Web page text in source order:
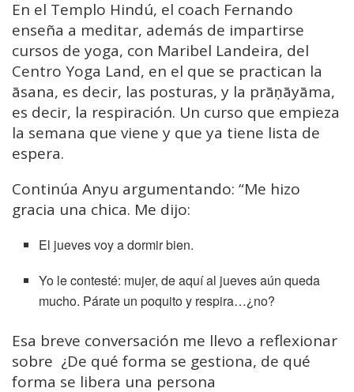
En el Templo Hindú, el coach Fernando
enseña a meditar, además de impartirse
cursos de yoga, con Maribel Landeira, del
Centro Yoga Land, en el que se practican la
āsana, es decir, las posturas, y la prāṇāyāma,
es decir, la respiración. Un curso que empieza
la semana que viene y que ya tiene lista de
espera.
Continúa Anyu argumentando: “Me hizo
gracia una chica. Me dijo:
El jueves voy a dormir bien.
Yo le contesté: mujer, de aquí al jueves aún queda
mucho. Párate un poquito y respira…¿no?
Esa breve conversación me llevo a reflexionar
sobre ¿De qué forma se gestiona, de qué
forma se libera una persona